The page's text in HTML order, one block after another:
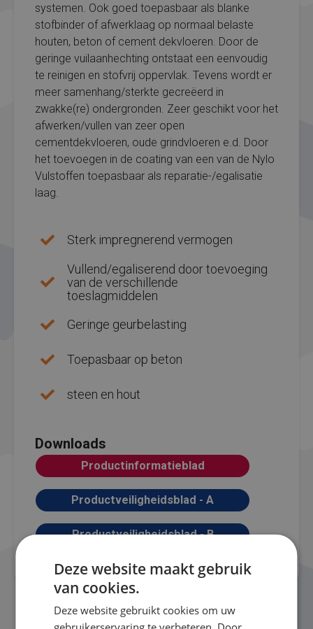
systemen. Ook goed toepasbaar als blanke
stofbinder of afwerklaag op normaal belaste
houten, beton of cement dekvloeren. Door de
geringe vuilaanhechting ontstaat een eenvoudig
te reinigen en stofvrij oppervlak. Tevens wordt er
meer samenhang/sterkte gecreëerd in
zwakke(re) ondergronden. Zeer geschikt voor het
afwerken/vullen van zeer open
cementdekvloeren, oude grindvloeren e.d. Door
het toevoegen in de coating van een van de Nylo
Vulstoffen toepasbaar als reparatie-/egalisatie
laag.
Sterk impregnerend vermogen
Vullend/egaliserend door toevoeging
van de verschillende
toeslagmiddelen
Geringe geurbelasting
Toepasbaar op beton
steen en hout
Downloads
Productinformatieblad
Productveiligheidsblad - A
Productveiligheidsblad - B
Deze website maakt gebruik
van cookies.
Deze website gebruikt cookies om uw